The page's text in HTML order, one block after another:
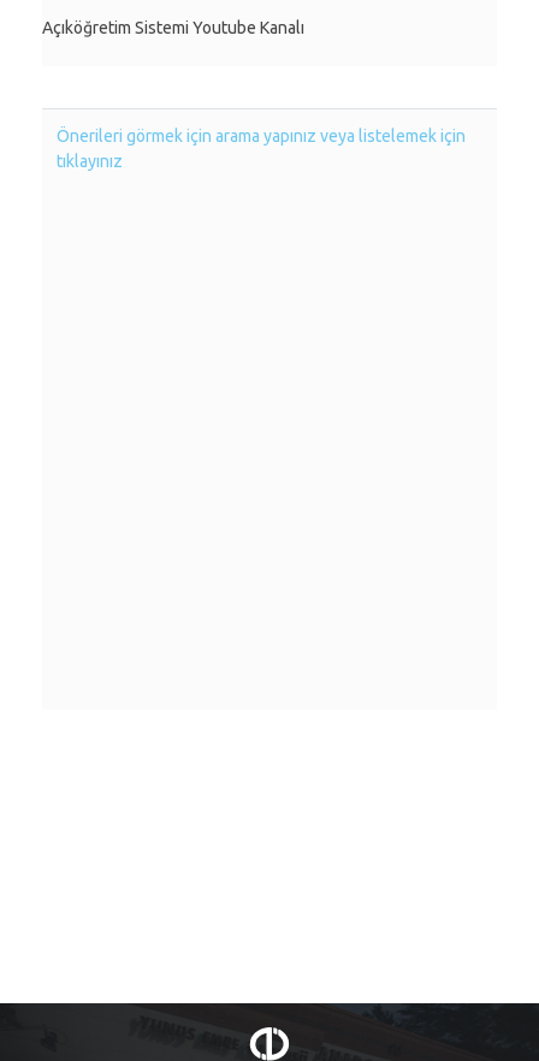
Açıköğretim Sistemi Youtube Kanalı
Önerileri görmek için arama yapınız veya listelemek için
tıklayınız